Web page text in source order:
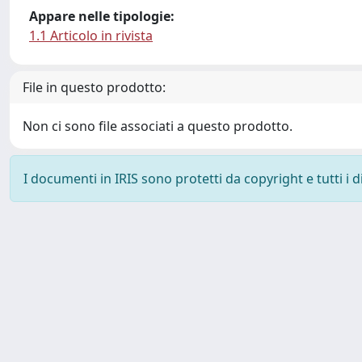
Appare nelle tipologie:
1.1 Articolo in rivista
File in questo prodotto:
Non ci sono file associati a questo prodotto.
I documenti in IRIS sono protetti da copyright e tutti i